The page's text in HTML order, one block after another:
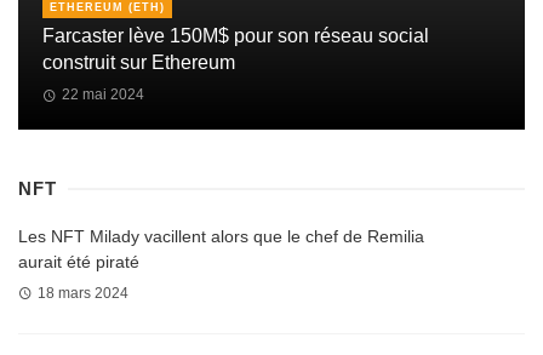
ETHEREUM (ETH)
Farcaster lève 150M$ pour son réseau social
construit sur Ethereum
22 mai 2024
NFT
Les NFT Milady vacillent alors que le chef de Remilia
aurait été piraté
18 mars 2024